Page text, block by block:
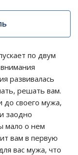
по двум
развивалась
решать вам.
до своего мужа,
заодно
мало о нем
вам в первую
вас мужа, что